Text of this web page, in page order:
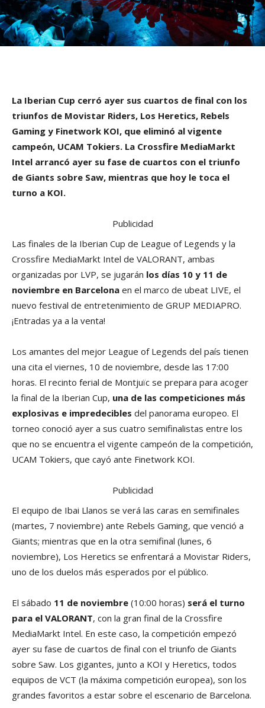
La Iberian Cup cerró ayer sus cuartos de final con los
triunfos de Movistar Riders, Los Heretics, Rebels
Gaming y Finetwork KOI, que eliminó al vigente
campeón, UCAM Tokiers. La Crossfire MediaMarkt
Intel arrancó ayer su fase de cuartos con el triunfo
de Giants sobre Saw, mientras que hoy le toca el
turno a KOI.
Publicidad
Las finales de la Iberian Cup de League of Legends y la
Crossfire MediaMarkt Intel de VALORANT, ambas
organizadas por LVP, se jugarán los días 10 y 11 de
noviembre en Barcelona en el marco de ubeat LIVE, el
nuevo festival de entretenimiento de GRUP MEDIAPRO.
¡Entradas ya a la venta!
Los amantes del mejor League of Legends del país tienen
una cita el viernes, 10 de noviembre, desde las 17:00
horas. El recinto ferial de Montjuïc se prepara para acoger
la final de la Iberian Cup, una de las competiciones más
explosivas e impredecibles del panorama europeo. El
torneo conoció ayer a sus cuatro semifinalistas entre los
que no se encuentra el vigente campeón de la competición,
UCAM Tokiers, que cayó ante Finetwork KOI.
Publicidad
El equipo de Ibai Llanos se verá las caras en semifinales
(martes, 7 noviembre) ante Rebels Gaming, que venció a
Giants; mientras que en la otra semifinal (lunes, 6
noviembre), Los Heretics se enfrentará a Movistar Riders,
uno de los duelos más esperados por el público.
El sábado 11 de noviembre (10:00 horas) será el turno
para el VALORANT, con la gran final de la Crossfire
MediaMarkt Intel. En este caso, la competición empezó
ayer su fase de cuartos de final con el triunfo de Giants
sobre Saw. Los gigantes, junto a KOI y Heretics, todos
equipos de VCT (la máxima competición europea), son los
grandes favoritos a estar sobre el escenario de Barcelona.